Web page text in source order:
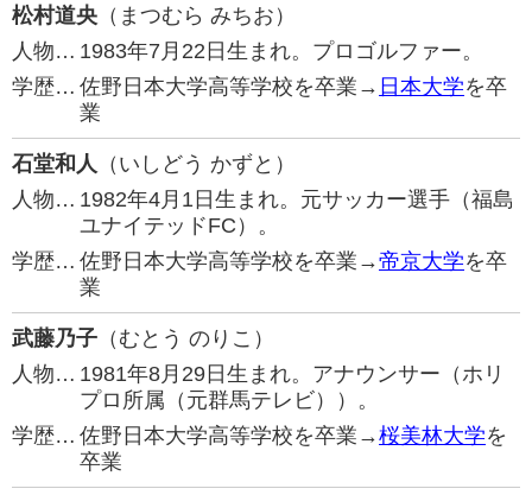
松村道央 （まつむら みちお）
人物… 1983年7月22日生まれ。プロゴルファー。
学歴… 佐野日本大学高等学校を卒業→ 日本大学を卒
業
石堂和人 （いしどう かずと）
人物… 1982年4月1日生まれ。元サッカー選手（福島
ユナイテッドFC）。
学歴… 佐野日本大学高等学校を卒業→帝京大学を卒
業
武藤乃子 （むとう のりこ）
人物… 1981年8月29日生まれ。アナウンサー（ホリ
プロ所属（元群馬テレビ））。
学歴… 佐野日本大学高等学校を卒業→桜美林大学を
卒業